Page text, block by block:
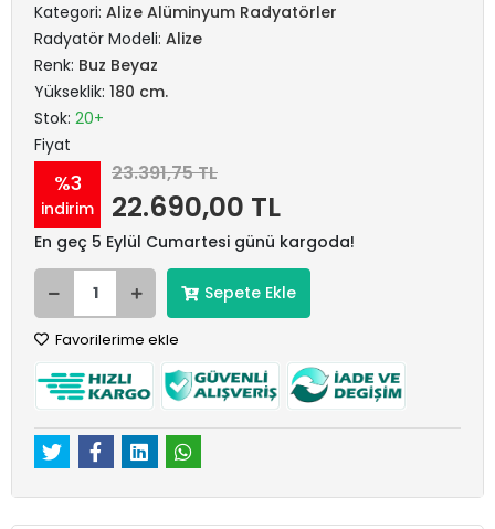
Kategori: Alize Alüminyum Radyatörler
Radyatör Modeli: Alize
Renk: Buz Beyaz
Yükseklik: 180 cm.
Stok: 20+
Fiyat
%3
indirim
23.391,75 TL
22.690,00 TL
En geç 5 Eylül Cumartesi günü kargoda!
Sepete Ekle
Favorilerime ekle